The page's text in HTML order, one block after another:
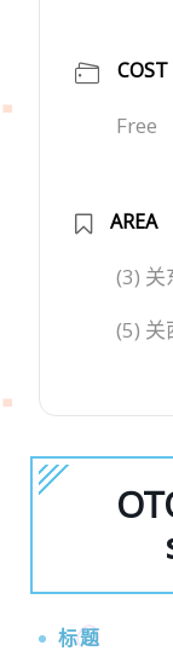
COST
Free
AREA
(3) 关
(5) 关
标题